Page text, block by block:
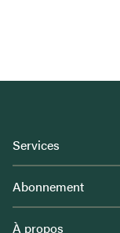
Services
Abonnement
À propos